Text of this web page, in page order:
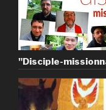
"Disciple-